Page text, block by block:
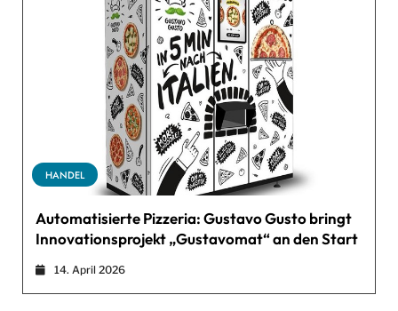
HANDEL
Automatisierte Pizzeria: Gustavo Gusto bringt
Innovationsprojekt „Gustavomat“ an den Start
14. April 2026